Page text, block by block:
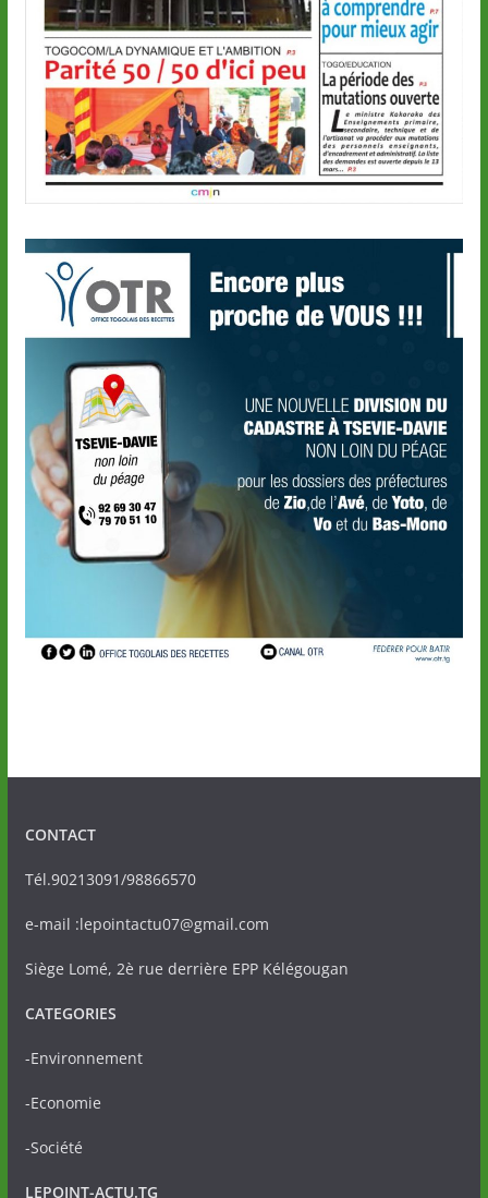
CONTACT
Tél.90213091/98866570
e-mail :lepointactu07@gmail.com
Siège Lomé, 2è rue derrière EPP Kélégougan
CATEGORIES
-Environnement
-Economie
-Société
LEPOINT-ACTU.TG